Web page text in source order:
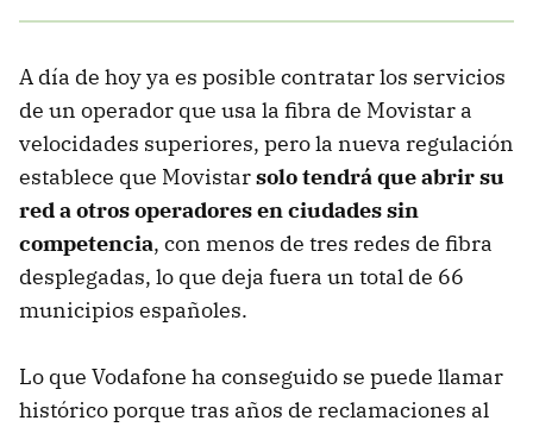
A día de hoy ya es posible contratar los servicios
de un operador que usa la fibra de Movistar a
velocidades superiores, pero la nueva regulación
establece que Movistarsolo tendrá que abrir su
red a otros operadores en ciudades sin
competencia, con menos de tres redes de fibra
desplegadas, lo que deja fuera un total de 66
municipios españoles.
Lo que Vodafone ha conseguido se puede llamar
histórico porque tras años de reclamaciones al